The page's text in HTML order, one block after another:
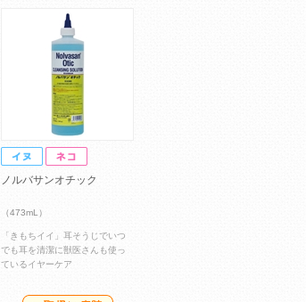
ノルバサンオチック
（473mL）
「きもちイイ」耳そうじでいつ
でも耳を清潔に獣医さんも使っ
ているイヤーケア